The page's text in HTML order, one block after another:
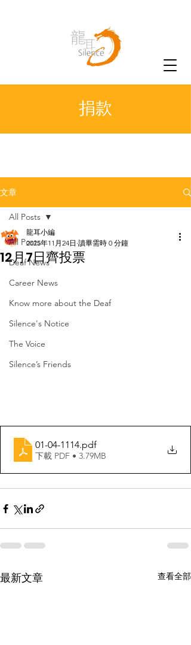
捐款
文章
All Posts
Deaf News
Career News
Know more about the Deaf
Silence's Notice
The Voice
Silence’s Friends
All Posts
12月7日齊投票
龍耳小編
2025年11月24日 讀畢需時 0 分鐘
01-04-1114.pdf
下載 PDF • 3.79MB
最新文章 查看全部